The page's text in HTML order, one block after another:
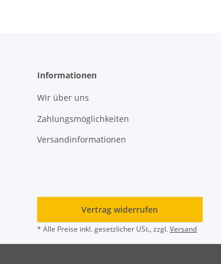
Informationen
Wir über uns
Zahlungsmöglichkeiten
Versandinformationen
Vertrag widerrufen
* Alle Preise inkl. gesetzlicher USt., zzgl.Versand